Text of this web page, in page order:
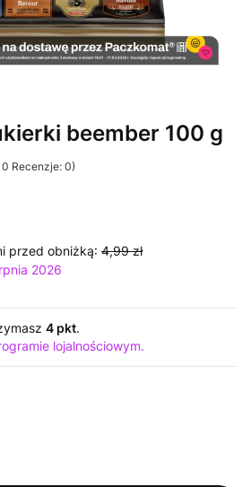
beember 100 g
Recenzje: 0)
przed obniżką: 4,99 zł
2026
4 pkt.
lojalnościowym.